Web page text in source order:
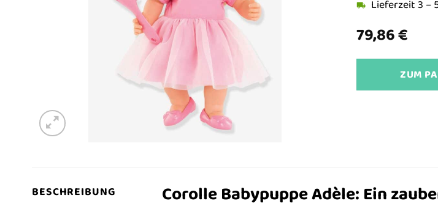
79,86€
Lieferzeit 3 –
ZUM
BESCHREIBUNG Corolle Babypuppe Adèle: Ein